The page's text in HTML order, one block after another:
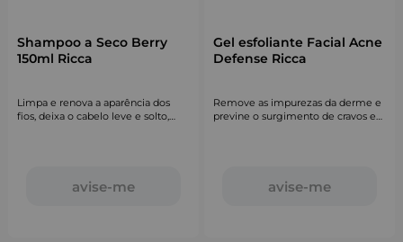
Shampoo a Seco Berry
150ml Ricca
Limpa e renova a aparência dos
fios, deixa o cabelo leve e solto,
avise-me
Gel esfoliante Facial Acne
Defense Ricca
Remove as impurezas da derme e
previne o surgimento de cravos e
avise-me